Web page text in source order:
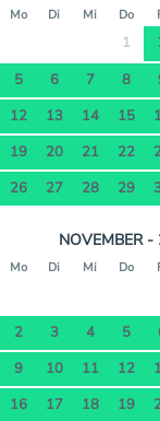
Mo Di Mi Do
1
5
6 7 8
12
13 14 15
19
20 21 22
26
27 28 29
NOVEMBER -
Mo Di Mi Do
2
3 4 5
9
10 11 12
16
17 18 19